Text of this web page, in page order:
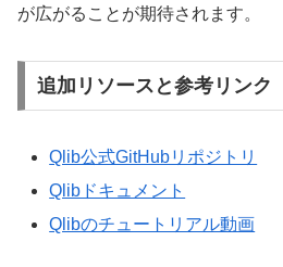
が広がることが期待されます。
追加リソースと参考リンク
Qlib公式GitHubリポジトリ
Qlibドキュメント
Qlibのチュートリアル動画